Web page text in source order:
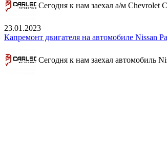
Сегодня к нам заехал а/м Chevrolet
23.01.2023
Капремонт двигателя на автомобиле Nissan
Сегодня к нам заехал автомобиль